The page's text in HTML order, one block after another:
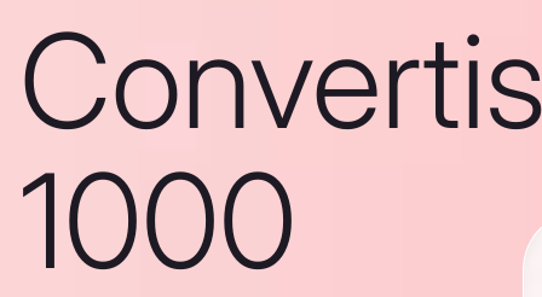
1000